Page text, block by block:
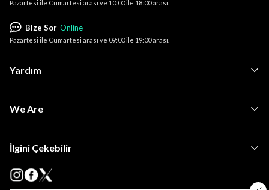
Yardım
We Are
İlgini Çekebilir
Pazartesi ile Cumartesi arası ve 10:00 ile 18:00 arası.
Bize Sor Online
Pazartesi ile Cumartesi arası ve 09:00 ile 19:00 arası.